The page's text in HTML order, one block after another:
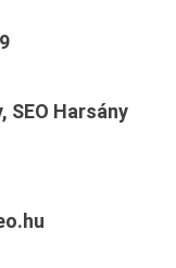
SEO Harsány